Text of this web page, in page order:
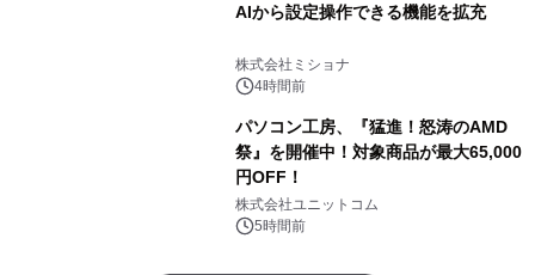
AIから設定操作できる機能を拡充
株式会社ミショナ
4時間前
パソコン工房、『猛進！怒涛のAMD
祭』を開催中！対象商品が最大65,000
円OFF！
株式会社ユニットコム
5時間前